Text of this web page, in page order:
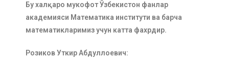
Бу халқаро мукофот Ўзбекистон фанлар
академияси Математика институти ва барча
математикларимиз учун катта фахрдир.
Розиков Уткир Абдуллоевич: